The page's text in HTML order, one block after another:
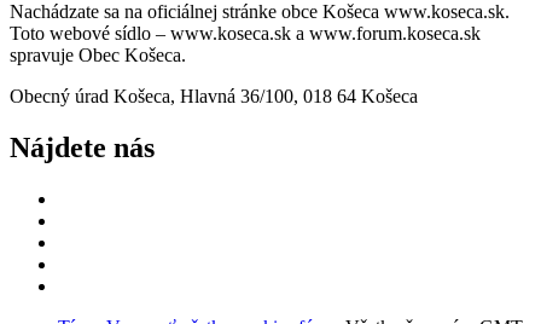
Nachádzate sa na oficiálnej stránke obce Košeca www.koseca.sk.
Toto webové sídlo – www.koseca.sk a www.forum.koseca.sk
spravuje Obec Košeca.
Obecný úrad Košeca, Hlavná 36/100, 018 64 Košeca
Nájdete nás